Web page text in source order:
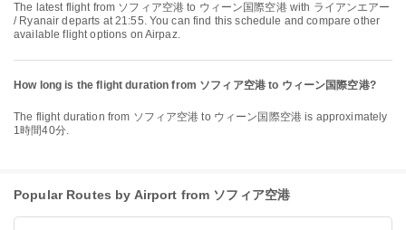
The latest flight from ソフィア空港 to ウィーン国際空港 with ライアンエアー
/ Ryanair departs at 21:55. You can find this schedule and compare other
available flight options on Airpaz.
How long is the flight duration from ソフィア空港 to ウィーン国際空港?
The flight duration from ソフィア空港 to ウィーン国際空港 is approximately
1時間40分.
Popular Routes by Airport from ソフィア空港